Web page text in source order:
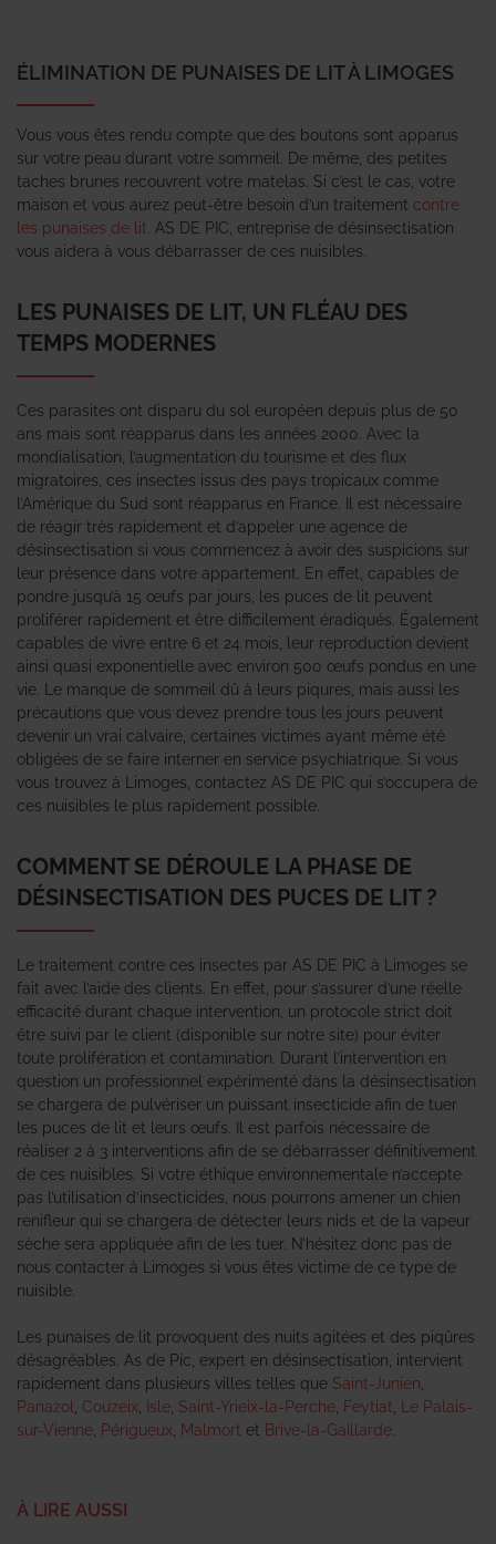
ÉLIMINATION DE PUNAISES DE LIT À LIMOGES
Vous vous êtes rendu compte que des boutons sont apparus
sur votre peau durant votre sommeil. De même, des petites
taches brunes recouvrent votre matelas. Si c’est le cas, votre
maison et vous aurez peut-être besoin d’un traitement contre
les punaises de lit . AS DE PIC, entreprise de désinsectisation
vous aidera à vous débarrasser de ces nuisibles.
LES PUNAISES DE LIT, UN FLÉAU DES
TEMPS MODERNES
Ces parasites ont disparu du sol européen depuis plus de 50
ans mais sont réapparus dans les années 2000. Avec la
mondialisation, l’augmentation du tourisme et des flux
migratoires, ces insectes issus des pays tropicaux comme
l’Amérique du Sud sont réapparus en France. Il est nécessaire
de réagir très rapidement et d’appeler une agence de
désinsectisation si vous commencez à avoir des suspicions sur
leur présence dans votre appartement. En effet, capables de
pondre jusqu’à 15 œufs par jours, les puces de lit peuvent
proliférer rapidement et être difficilement éradiqués. Également
capables de vivre entre 6 et 24 mois, leur reproduction devient
ainsi quasi exponentielle avec environ 500 œufs pondus en une
vie. Le manque de sommeil dû à leurs piqures, mais aussi les
précautions que vous devez prendre tous les jours peuvent
devenir un vrai calvaire, certaines victimes ayant même été
obligées de se faire interner en service psychiatrique. Si vous
vous trouvez à Limoges, contactez AS DE PIC qui s’occupera de
ces nuisibles le plus rapidement possible.
COMMENT SE DÉROULE LA PHASE DE
DÉSINSECTISATION DES PUCES DE LIT ?
Le traitement contre ces insectes par AS DE PIC à Limoges se
fait avec l’aide des clients. En effet, pour s’assurer d’une réelle
efficacité durant chaque intervention, un protocole strict doit
être suivi par le client (disponible sur notre site) pour éviter
toute prolifération et contamination. Durant l’intervention en
question un professionnel expérimenté dans la désinsectisation
se chargera de pulvériser un puissant insecticide afin de tuer
les puces de lit et leurs œufs. Il est parfois nécessaire de
réaliser 2 à 3 interventions afin de se débarrasser définitivement
de ces nuisibles. Si votre éthique environnementale n’accepte
pas l’utilisation d’insecticides, nous pourrons amener un chien
renifleur qui se chargera de détecter leurs nids et de la vapeur
sèche sera appliquée afin de les tuer. N’hésitez donc pas de
nous contacter à Limoges si vous êtes victime de ce type de
nuisible.
Les punaises de lit provoquent des nuits agitées et des piqûres
désagréables. As de Pic, expert en désinsectisation, intervient
rapidement dans plusieurs villes telles que Saint-Junien
Panazol
Couzeix Isle Saint-Yrieix-la-Perche Feytiat
Le Palais-
sur-Vienne Périgueux Malmort et Brive-la-Gaillarde
À LIRE AUSSI